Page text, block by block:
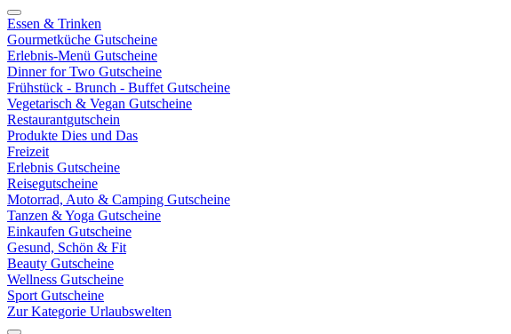
Essen & Trinken
Gourmetküche Gutscheine
Erlebnis-Menü Gutscheine
Dinner for Two Gutscheine
Frühstück - Brunch - Buffet Gutscheine
Vegetarisch & Vegan Gutscheine
Restaurantgutschein
Produkte Dies und Das
Freizeit
Erlebnis Gutscheine
Reisegutscheine
Motorrad, Auto & Camping Gutscheine
Tanzen & Yoga Gutscheine
Einkaufen Gutscheine
Gesund, Schön & Fit
Beauty Gutscheine
Wellness Gutscheine
Sport Gutscheine
Zur Kategorie Urlaubswelten